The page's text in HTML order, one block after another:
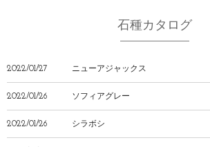
石種カタログ
2022/01/27 ニューアジャックス
2022/01/26 ソフィアグレー
2022/01/26 シラボシ